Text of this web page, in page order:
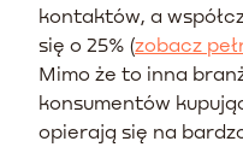
kontaktów, a
się o 25% (zobacz
Mimo że to inna
konsumentów
opierają się na